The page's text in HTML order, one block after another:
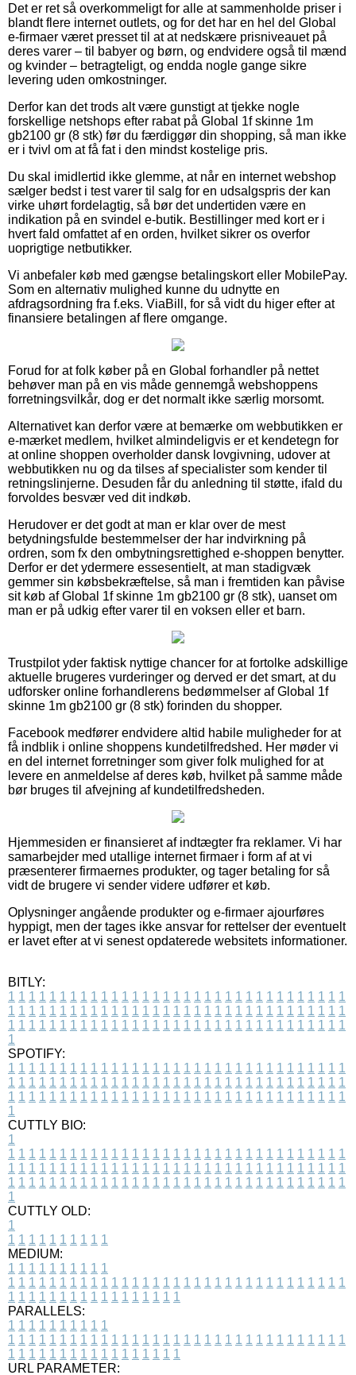
Det er ret så overkommeligt for alle at sammenholde priser i
blandt flere internet outlets, og for det har en hel del Global
e-firmaer været presset til at at nedskære prisniveauet på
deres varer – til babyer og børn, og endvidere også til mænd
og kvinder – betragteligt, og endda nogle gange sikre
levering uden omkostninger.
Derfor kan det trods alt være gunstigt at tjekke nogle
forskellige netshops efter rabat på Global 1f skinne 1m
gb2100 gr (8 stk) før du færdiggør din shopping, så man ikke
er i tvivl om at få fat i den mindst kostelige pris.
Du skal imidlertid ikke glemme, at når en internet webshop
sælger bedst i test varer til salg for en udsalgspris der kan
virke uhørt fordelagtig, så bør det undertiden være en
indikation på en svindel e-butik. Bestillinger med kort er i
hvert fald omfattet af en orden, hvilket sikrer os overfor
uoprigtige netbutikker.
Vi anbefaler køb med gængse betalingskort eller MobilePay.
Som en alternativ mulighed kunne du udnytte en
afdragsordning fra f.eks. ViaBill, for så vidt du higer efter at
finansiere betalingen af flere omgange.
Forud for at folk køber på en Global forhandler på nettet
behøver man på en vis måde gennemgå webshoppens
forretningsvilkår, dog er det normalt ikke særlig morsomt.
Alternativet kan derfor være at bemærke om webbutikken er
e-mærket medlem, hvilket almindeligvis er et kendetegn for
at online shoppen overholder dansk lovgivning, udover at
webbutikken nu og da tilses af specialister som kender til
retningslinjerne. Desuden får du anledning til støtte, ifald du
forvoldes besvær ved dit indkøb.
Herudover er det godt at man er klar over de mest
betydningsfulde bestemmelser der har indvirkning på
ordren, som fx den ombytningsrettighed e-shoppen benytter.
Derfor er det ydermere essesentielt, at man stadigvæk
gemmer sin købsbekræftelse, så man i fremtiden kan påvise
sit køb af Global 1f skinne 1m gb2100 gr (8 stk), uanset om
man er på udkig efter varer til en voksen eller et barn.
Trustpilot yder faktisk nyttige chancer for at fortolke adskillige
aktuelle brugeres vurderinger og derved er det smart, at du
udforsker online forhandlerens bedømmelser af Global 1f
skinne 1m gb2100 gr (8 stk) forinden du shopper.
Facebook medfører endvidere altid habile muligheder for at
få indblik i online shoppens kundetilfredshed. Her møder vi
en del internet forretninger som giver folk mulighed for at
levere en anmeldelse af deres køb, hvilket på samme måde
bør bruges til afvejning af kundetilfredsheden.
Hjemmesiden er finansieret af indtægter fra reklamer. Vi har
samarbejder med utallige internet firmaer i form af at vi
præsenterer firmaernes produkter, og tager betaling for så
vidt de brugere vi sender videre udfører et køb.
Oplysninger angående produkter og e-firmaer ajourføres
hyppigt, men der tages ikke ansvar for rettelser der eventuelt
er lavet efter at vi senest opdaterede websitets informationer.
BITLY:
1 1 1 1 1 1 1 1 1 1 1 1 1 1 1 1 1 1 1 1 1 1 1 1 1 1 1 1 1 1 1 1 1
1 1 1 1 1 1 1 1 1 1 1 1 1 1 1 1 1 1 1 1 1 1 1 1 1 1 1 1 1 1 1 1 1
1 1 1 1 1 1 1 1 1 1 1 1 1 1 1 1 1 1 1 1 1 1 1 1 1 1 1 1 1 1 1 1 1
1
SPOTIFY:
1 1 1 1 1 1 1 1 1 1 1 1 1 1 1 1 1 1 1 1 1 1 1 1 1 1 1 1 1 1 1 1 1
1 1 1 1 1 1 1 1 1 1 1 1 1 1 1 1 1 1 1 1 1 1 1 1 1 1 1 1 1 1 1 1 1
1 1 1 1 1 1 1 1 1 1 1 1 1 1 1 1 1 1 1 1 1 1 1 1 1 1 1 1 1 1 1 1 1
1
CUTTLY BIO:
1
1 1 1 1 1 1 1 1 1 1 1 1 1 1 1 1 1 1 1 1 1 1 1 1 1 1 1 1 1 1 1 1 1
1 1 1 1 1 1 1 1 1 1 1 1 1 1 1 1 1 1 1 1 1 1 1 1 1 1 1 1 1 1 1 1 1
1 1 1 1 1 1 1 1 1 1 1 1 1 1 1 1 1 1 1 1 1 1 1 1 1 1 1 1 1 1 1 1 1
1
CUTTLY OLD:
1
1 1 1 1 1 1 1 1 1 1
MEDIUM:
1 1 1 1 1 1 1 1 1 1
1 1 1 1 1 1 1 1 1 1 1 1 1 1 1 1 1 1 1 1 1 1 1 1 1 1 1 1 1 1 1 1 1
1 1 1 1 1 1 1 1 1 1 1 1 1 1 1 1 1
PARALLELS:
1 1 1 1 1 1 1 1 1 1
1 1 1 1 1 1 1 1 1 1 1 1 1 1 1 1 1 1 1 1 1 1 1 1 1 1 1 1 1 1 1 1 1
1 1 1 1 1 1 1 1 1 1 1 1 1 1 1 1 1
URL PARAMETER: